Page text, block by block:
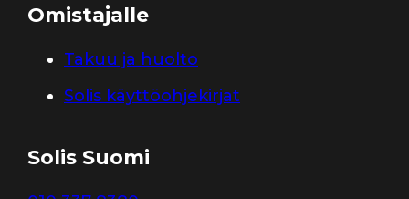
Omistajalle
Takuu ja huolto
Solis käyttöohjekirjat
Solis Suomi